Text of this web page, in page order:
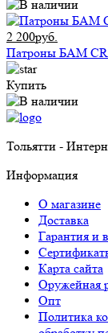
2 200руб.
Патроны БАМ
Купить
Тольятти -
Информация
О магазине
Доставка
Гарантия и
Карта сайта
Оружейная
Опт
Политика